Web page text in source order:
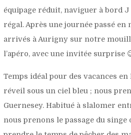
équipage réduit, naviguer à bord
régal. Après une journée passé en
arrivés à Aurigny sur notre
l’apéro, avec une invitée surprise
Temps idéal pour des vacances
réveil sous un ciel bleu ; nous
Guernesey. Habitué à slalomer
nous prenons le passage du singe